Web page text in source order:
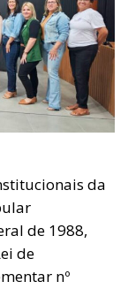
da
de 1988,
de
nº